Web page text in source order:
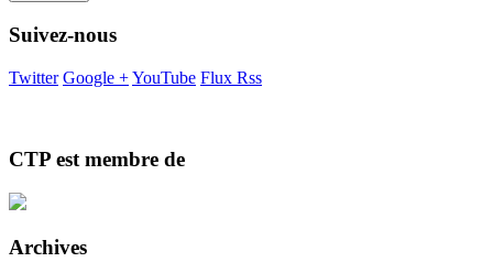
Suivez-nous
Twitter Google +YouTube Flux Rss
CTP est membre de
Archives